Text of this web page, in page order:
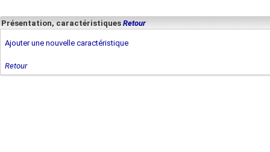
Présentation, caractéristiques Retour
Ajouter une nouvelle caractéristique
Retour